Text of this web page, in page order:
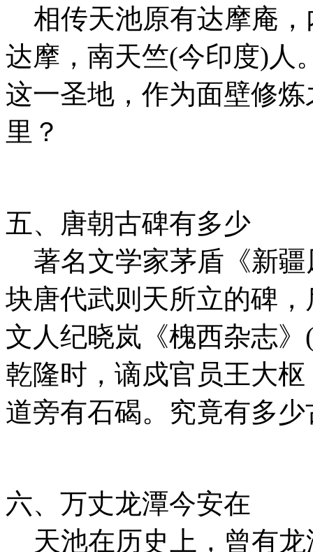
相传天池原有达摩庵，
达摩，南天竺(今印度)人
这一圣地，作为面壁修
里？
五、唐朝古碑有多少
著名文学家茅盾《新疆
块唐代武则天所立的碑
文人纪晓岚《槐西杂志
乾隆时，谪戍官员王大
道旁有石碣。究竟有多
六、万丈龙潭今安在
天池在历史上，曾有龙